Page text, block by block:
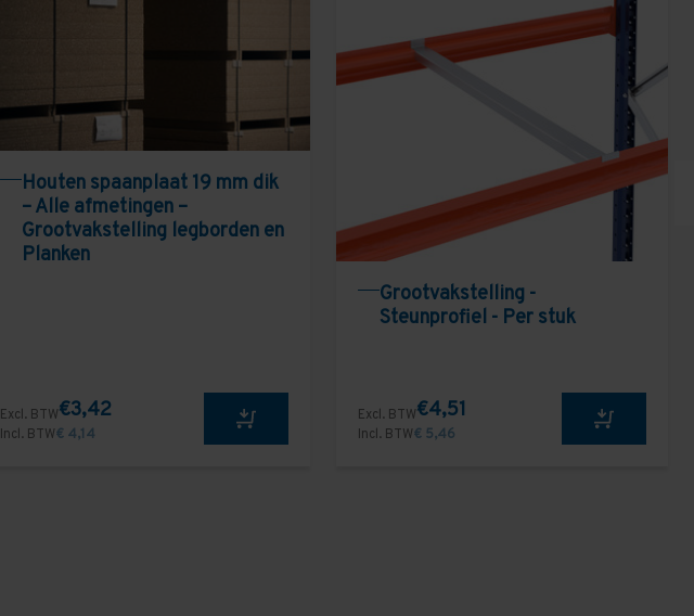
Houten spaanplaat 19 mm dik
– Alle afmetingen –
Grootvakstelling legborden en
Planken
Excl. BTW€3,42
Incl. BTW€ 4,14
Grootvakstelling -
Steunprofiel - Per stuk
Excl. BTW€4,51
Incl. BTW€ 5,46